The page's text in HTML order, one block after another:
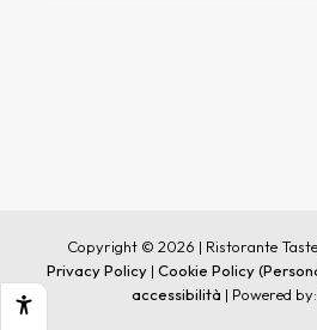
Copyright © 2026 | Ristorante
Privacy Policy | Cookie Policy
accessibilità | Powered by: